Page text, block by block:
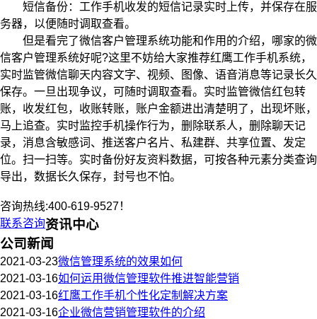
短信备份：工作手机收发的短信记录实时上传，并保存在服
务器，以便随时调取查看。
但是看完了微信客户管理系统功能和作用的介绍，哪家的微
信客户管理系统好呢?这里不妨给大家推荐红鹰工作手机系统，
实时监管微信聊天内容文字、视频、图像、语音消息等记录长久
保存。一旦出现争议，可随时调取查看。实时监管微信红包转
账，收发红包，收账转账，账户金额进出清楚明了，出现坏账，
马上追查。实时监控手机操作行为，删除联系人，删除聊天记
录，消息含敏感词、推送客户名片、私建群、共享位置、发定
位。扫一扫等。实时备份好友资料数据，可按各种元素分类查询
导出，数据长久保存，封号也不怕。
咨询热线:400-619-9527！
联系咨询资讯中心
公司新闻
2021-03-23微信管理系统的效果如何
2021-03-16如何运用微信管理软件推进智能营销
2021-03-16红鹰工作手机个性化定制解决方案
2021-03-16企业微信营销管理软件的介绍